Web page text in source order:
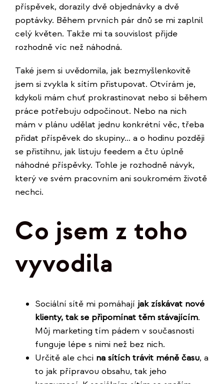
příspěvek, dorazily dvě objednávky a dvě
poptávky. Během prvních pár dnů se mi zaplnil
celý květen. Takže mi ta souvislost přijde
rozhodně víc než náhodná.
Také jsem si uvědomila, jak bezmyšlenkovitě
jsem si zvykla k sítím přistupovat. Otvírám je,
kdykoli mám chuť prokrastinovat nebo si během
práce potřebuju odpočinout. Nebo na nich
mám v plánu udělat jednu konkrétní věc, třeba
přidat příspěvek do skupiny… a o hodinu později
se přistihnu, jak listuju feedem a čtu úplně
náhodné příspěvky. Tohle je rozhodně návyk,
který ve svém pracovním ani soukromém životě
nechci.
Co jsem z toho
vyvodila
Sociální sítě mi pomáhají jak získávat nové
klienty, tak se připomínat těm stávajícím.
Můj marketing tím pádem v současnosti
funguje lépe s nimi než bez nich.
Určitě ale chci na sítích trávit méně času, a
to jak přípravou obsahu, tak jeho